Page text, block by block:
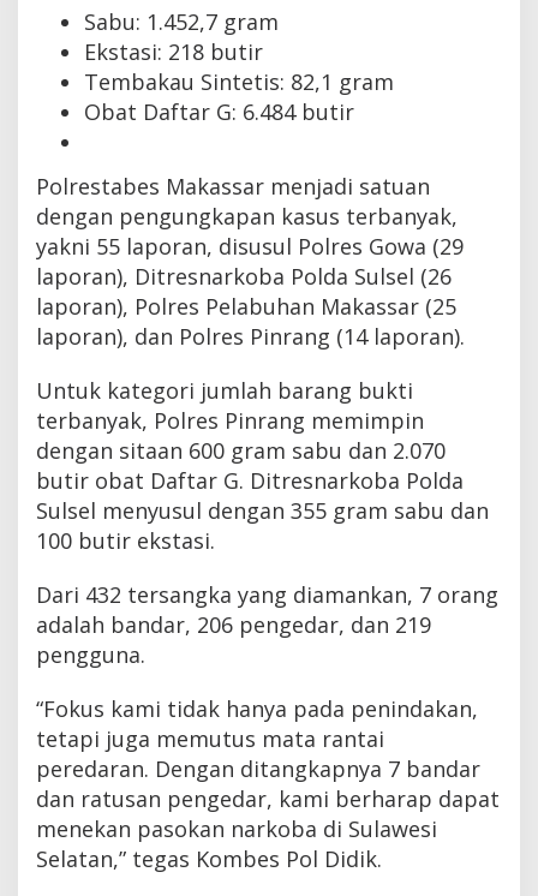
Sabu: 1.452,7 gram
Ekstasi: 218 butir
Tembakau Sintetis: 82,1 gram
Obat Daftar G: 6.484 butir
Polrestabes Makassar menjadi satuan
dengan pengungkapan kasus terbanyak,
yakni 55 laporan, disusul Polres Gowa (29
laporan), Ditresnarkoba Polda Sulsel (26
laporan), Polres Pelabuhan Makassar (25
laporan), dan Polres Pinrang (14 laporan).
Untuk kategori jumlah barang bukti
terbanyak, Polres Pinrang memimpin
dengan sitaan 600 gram sabu dan 2.070
butir obat Daftar G. Ditresnarkoba Polda
Sulsel menyusul dengan 355 gram sabu dan
100 butir ekstasi.
Dari 432 tersangka yang diamankan, 7 orang
adalah bandar, 206 pengedar, dan 219
pengguna.
“Fokus kami tidak hanya pada penindakan,
tetapi juga memutus mata rantai
peredaran. Dengan ditangkapnya 7 bandar
dan ratusan pengedar, kami berharap dapat
menekan pasokan narkoba di Sulawesi
Selatan,” tegas Kombes Pol Didik.